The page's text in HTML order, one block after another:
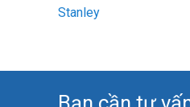
Stanley